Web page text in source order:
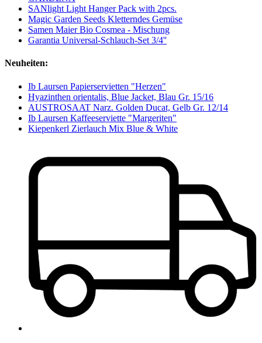
SANlight Light Hanger Pack with 2pcs.
Magic Garden Seeds Kletterndes Gemüse
Samen Maier Bio Cosmea - Mischung
Garantia Universal-Schlauch-Set 3/4''
Neuheiten:
Ib Laursen Papierservietten "Herzen"
Hyazinthen orientalis, Blue Jacket, Blau Gr. 15/16
AUSTROSAAT Narz. Golden Ducat, Gelb Gr. 12/14
Ib Laursen Kaffeeserviette "Margeriten"
Kiepenkerl Zierlauch Mix Blue & White